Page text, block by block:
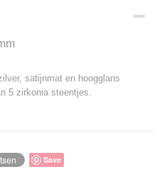
satijnmat en hoogglans
5 zirkonia steentjes.
Save